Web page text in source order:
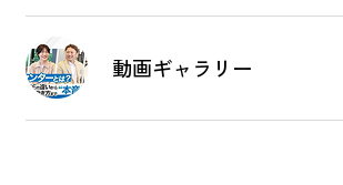
動画ギャラリー